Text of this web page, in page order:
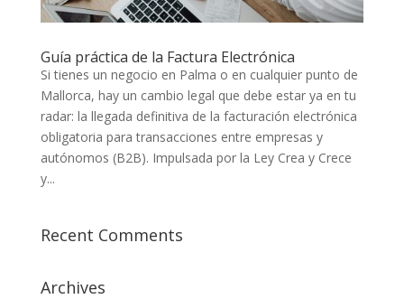
Guía práctica de la Factura Electrónica
Si tienes un negocio en Palma o en cualquier punto de
Mallorca, hay un cambio legal que debe estar ya en tu
radar: la llegada definitiva de la facturación electrónica
obligatoria para transacciones entre empresas y
autónomos (B2B). Impulsada por la Ley Crea y Crece
y...
Recent Comments
Archives